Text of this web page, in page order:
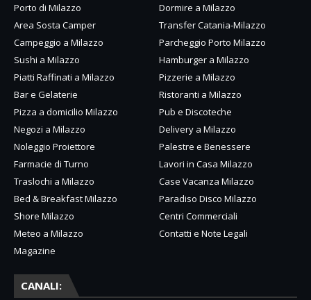
Porto di Milazzo
Dormire a Milazzo
Area Sosta Camper
Transfer Catania-Milazzo
Campeggio a Milazzo
Parcheggio Porto Milazzo
Sushi a Milazzo
Hamburger a Milazzo
Piatti Raffinati a Milazzo
Pizzerie a Milazzo
Bar e Gelaterie
Ristoranti a Milazzo
Pizza a domicilio Milazzo
Pub e Discoteche
Negozi a Milazzo
Delivery a Milazzo
Noleggio Proiettore
Palestre e Benessere
Farmacie di Turno
Lavori in Casa Milazzo
Traslochi a Milazzo
Case Vacanza Milazzo
Bed & Breakfast Milazzo
Paradiso Disco Milazzo
Shore Milazzo
Centri Commerciali
Meteo a Milazzo
Contatti e Note Legali
Magazine
CANALI: